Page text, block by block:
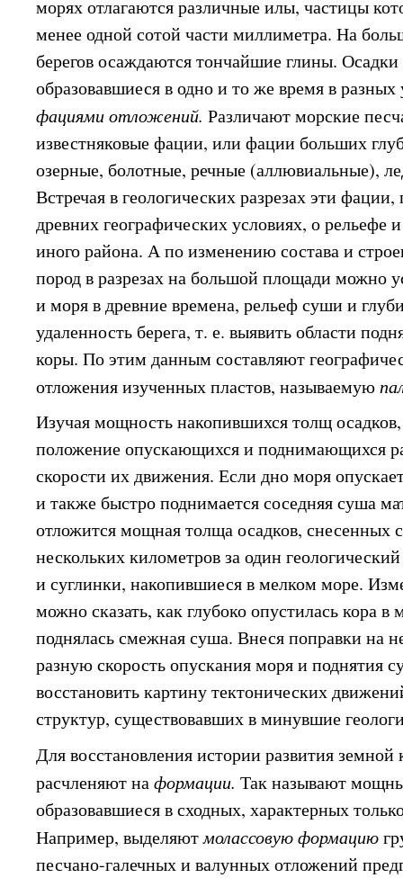
морях отлагаются различные илы, частицы
менее одной сотой части миллиметра. На
берегов осаждаются тончайшие глины. Осадки
образовавшиеся в одно и то же время в
фациями отложений.Различают морские
известняковые фации, или фации больших
озерные, болотные, речные (аллювиальные),
Встречая в геологических разрезах эти фации,
древних географических условиях, о рельефе
иного района. А по изменению состава и
пород в разрезах на большой площади можно
и моря в древние времена, рельеф суши и
удаленность берега, т. е. выявить области
коры. По этим данным составляют
отложения изученных пластов, называемую
Изучая мощность накопившихся толщ
положение опускающихся и поднимающихся
скорости их движения. Если дно моря
и также быстро поднимается соседняя суша
отложится мощная толща осадков,
нескольких километров за один
и суглинки, накопившиеся в мелком море.
можно сказать, как глубоко опустилась кора в
поднялась смежная суша. Внеся поправки на
разную скорость опускания моря и поднятия
восстановить картину тектонических
структур, существовавших в минувшие
Для восстановления истории развития
расчленяют наформации.Так называют
образовавшиеся в сходных, характерных
Например, выделяютмолассовую формацию
песчано-галечных и валунных отложений